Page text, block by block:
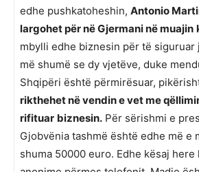
edhe pushkatoheshin, Antonio
largohet për në Gjermani në muajin
mbylli edhe biznesin për të siguruar
më shumë se dy vjetëve, duke
Shqipëri është përmirësuar,
rikthehet në vendin e vet me
rifituar biznesin. Për sërishmi e
Gjobvënia tashmë është edhe më e
shuma 50000 euro. Edhe kësaj